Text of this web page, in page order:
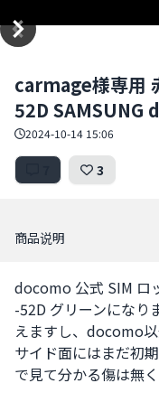
carmage様専用
52D SAMSUNG
2024-10-14 15:06
3
商品说明
docomo 公式 SIM ロ
-52D グリーンにな
えますし、docomo以
サイド面にはまだ初
で見て分かる傷は無